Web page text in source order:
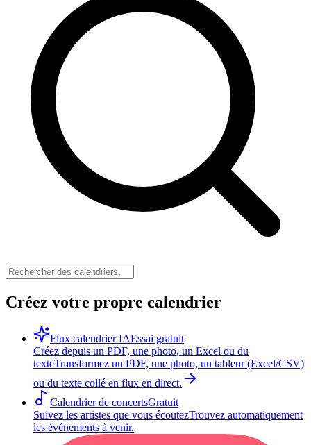
Créez votre propre calendrier
Flux calendrier IAEssai gratuit
Créez depuis un PDF, une photo, un Excel ou du
texteTransformez un PDF, une photo, un tableur (Excel/CSV)
ou du texte collé en flux en direct.
Calendrier de concertsGratuit
Suivez les artistes que vous écoutezTrouvez automatiquement
les événements à venir.